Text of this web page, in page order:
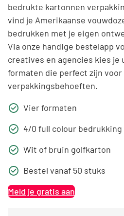
bedrukte kartonnen
vind je Amerikaanse
bedrukken met je eigen
Via onze handige bestelapp
creatives en agencies kies
formaten die perfect zijn voor
verpakkingsbehoeften.
Vier formaten
4/0 full colour bedrukking
Wit of bruin golfkarton
Bestel vanaf 50 stuks
Meld je gratis aan